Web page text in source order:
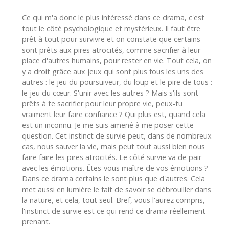
Ce qui m'a donc le plus intéressé dans ce drama, c'est
tout le côté psychologique et mystérieux. Il faut être
prêt à tout pour survivre et on constate que certains
sont prêts aux pires atrocités, comme sacrifier à leur
place d'autres humains, pour rester en vie. Tout cela, on
y a droit grâce aux jeux qui sont plus fous les uns des
autres : le jeu du poursuiveur, du loup et le pire de tous :
le jeu du cœur. S'unir avec les autres ? Mais s'ils sont
prêts à te sacrifier pour leur propre vie, peux-tu
vraiment leur faire confiance ? Qui plus est, quand cela
est un inconnu. Je me suis amené à me poser cette
question. Cet instinct de survie peut, dans de nombreux
cas, nous sauver la vie, mais peut tout aussi bien nous
faire faire les pires atrocités. Le côté survie va de pair
avec les émotions. Êtes-vous maître de vos émotions ?
Dans ce drama certains le sont plus que d'autres. Cela
met aussi en lumière le fait de savoir se débrouiller dans
la nature, et cela, tout seul. Bref, vous l'aurez compris,
l'instinct de survie est ce qui rend ce drama réellement
prenant.